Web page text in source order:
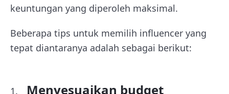
keuntungan yang diperoleh maksimal.
Beberapa tips untuk memilih influencer yang
tepat diantaranya adalah sebagai berikut:
Menyesuaikan budget